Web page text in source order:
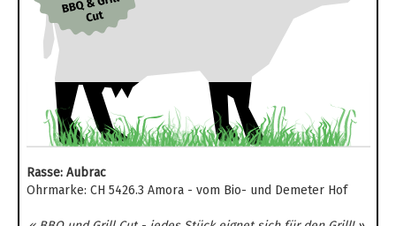
Rasse: Aubrac
Ohrmarke: CH 5426.3 Amora - vom Bio- und Demeter Hof